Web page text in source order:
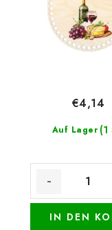
Auf Lager (1
€4,14
IN DEN